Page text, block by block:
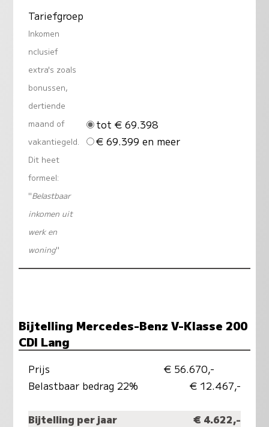
Tariefgroep
Inkomen
nclusief
extra's zoals
bonussen,
dertiende
maand of
vakantiegeld.
Dit heet
formeel:
"Belastbaar
inkomen uit
werk en
woning"
tot € 69.398
€ 69.399 en meer
Bijtelling Mercedes-Benz V-Klasse 200
CDI Lang
Prijs
€ 56.670,-
Belastbaar bedrag 22%
€ 12.467,-
Bijtelling per jaar
€ 4.622,-